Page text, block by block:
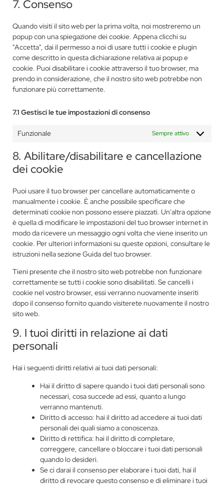
7. Consenso
Quando visiti il sito web per la prima volta, noi mostreremo un
popup con una spiegazione dei cookie. Appena clicchi su
"Accetta", dai il permesso a noi di usare tutti i cookie e plugin
come descritto in questa dichiarazione relativa ai popup e
cookie. Puoi disabilitare i cookie attraverso il tuo browser, ma
prendo in considerazione, che il nostro sito web potrebbe non
funzionare più correttamente.
7.1 Gestisci le tue impostazioni di consenso
Funzionale Sempre attivo
8. Abilitare/disabilitare e cancellazione
dei cookie
Puoi usare il tuo browser per cancellare automaticamente o
manualmente i cookie. È anche possibile specificare che
determinati cookie non possono essere piazzati. Un'altra opzione
è quella di modificare le impostazioni del tuo browser internet in
modo da ricevere un messaggio ogni volta che viene inserito un
cookie. Per ulteriori informazioni su queste opzioni, consultare le
istruzioni nella sezione Guida del tuo browser.
Tieni presente che il nostro sito web potrebbe non funzionare
correttamente se tutti i cookie sono disabilitati. Se cancelli i
cookie nel vostro browser, essi verranno nuovamente inseriti
dopo il consenso fornito quando visiterete nuovamente il nostro
sito web.
9. I tuoi diritti in relazione ai dati
personali
Hai i seguenti diritti relativi ai tuoi dati personali:
Hai il diritto di sapere quando i tuoi dati personali sono
necessari, cosa succede ad essi, quanto a lungo
verranno mantenuti.
Diritto di accesso: hai il diritto ad accedere ai tuoi dati
personali dei quali siamo a conoscenza.
Diritto di rettifica: hai il diritto di completare,
correggere, cancellare o bloccare i tuoi dati personali
quando lo desideri.
Se ci darai il consenso per elaborare i tuoi dati, hai il
diritto di revocare questo consenso e di eliminare i tuoi